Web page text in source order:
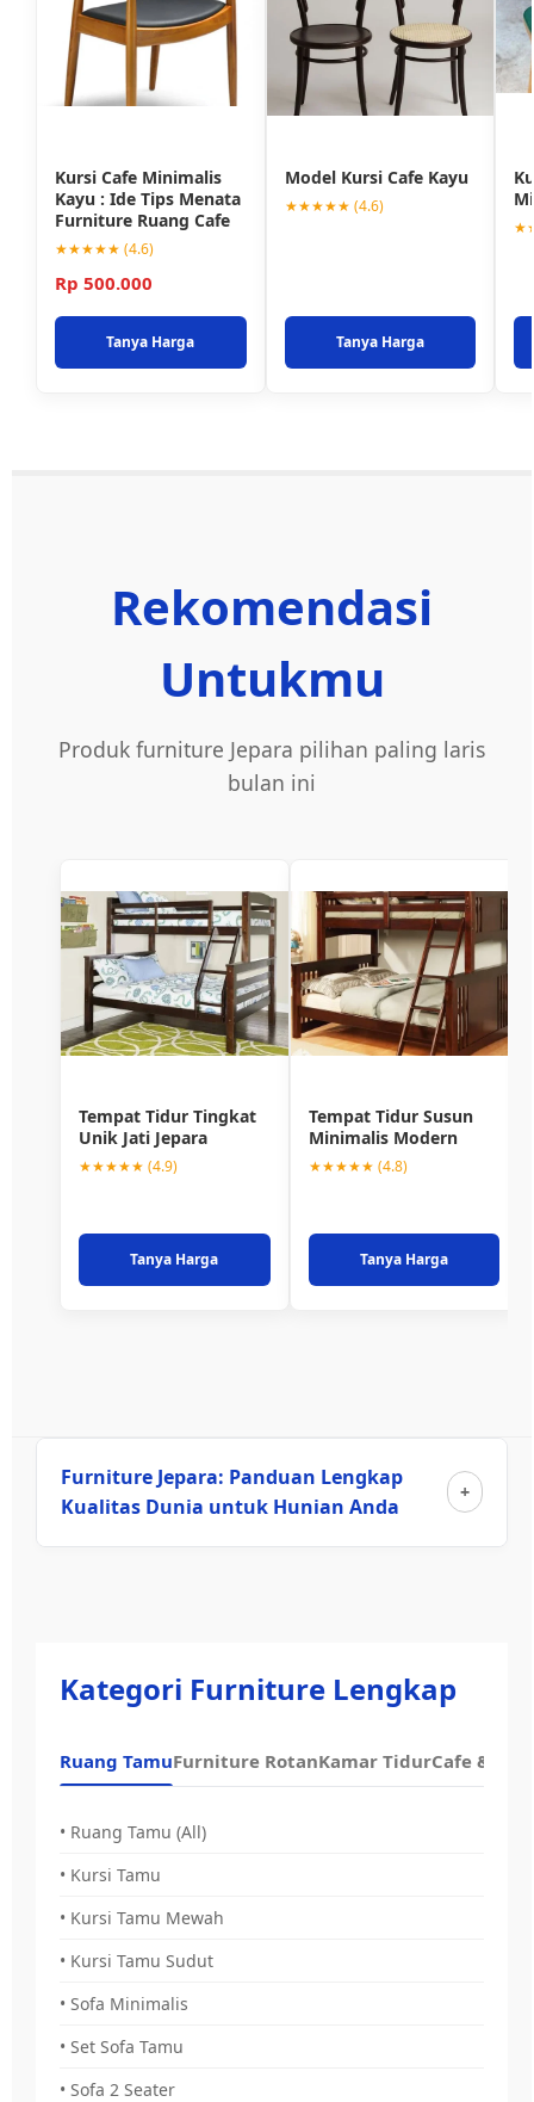
Kursi Cafe Minimalis
Kayu : Ide Tips Menata
Furniture Ruang Cafe
★★★★★ (4.6)
Rp 500.000
Tanya Harga
Model Kursi Cafe Kayu
★★★★★ (4.6)
Tanya Harga
Rekomendasi
Untukmu
Produk furniture Jepara pilihan paling laris
bulan ini
Tempat Tidur Tingkat
Unik Jati Jepara
★★★★★ (4.9)
Tanya Harga
Tempat Tidur Susun
Minimalis Modern
★★★★★ (4.8)
Tanya Harga
Furniture Jepara: Panduan Lengkap
Kualitas Dunia untuk Hunian Anda
Kategori Furniture Lengkap
Ruang TamuFurniture RotanKamar TidurCafe &
• Ruang Tamu (All)
• Kursi Tamu
• Kursi Tamu Mewah
• Kursi Tamu Sudut
• Sofa Minimalis
• Set Sofa Tamu
• Sofa 2 Seater